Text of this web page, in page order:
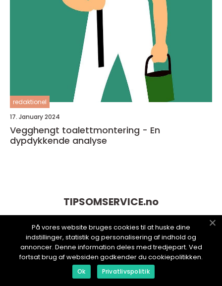
redaktionel
17. January 2024
Vegghengt toalettmontering - En
dypdykkende analyse
TIPSOMSERVICE.no
På vores website bruges cookies til at huske dine
indstillinger, statistik og personalisering af indhold og
annoncer. Denne information deles med tredjepart. Ved
fortsat brug af websiden godkender du cookiepolitikken.
Ok Privatlivspolitik